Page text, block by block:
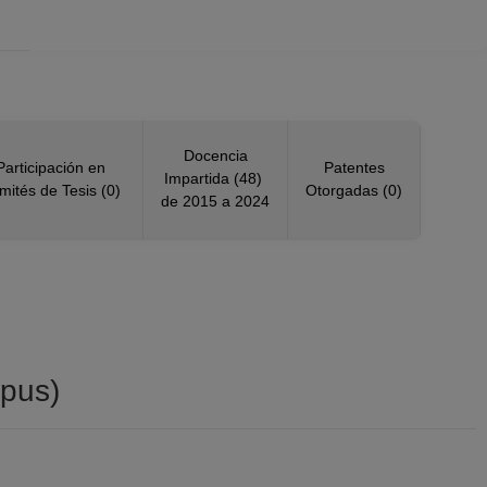
en
de Tesis (0)
Docencia
Impartida (48)
de 2015 a 2024
Patentes
Otorgadas (0)